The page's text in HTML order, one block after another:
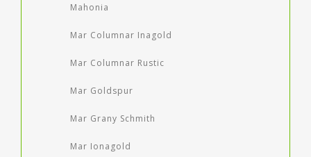
Mahonia
Mar Columnar Inagold
Mar Columnar Rustic
Mar Goldspur
Mar Grany Schmith
Mar Ionagold